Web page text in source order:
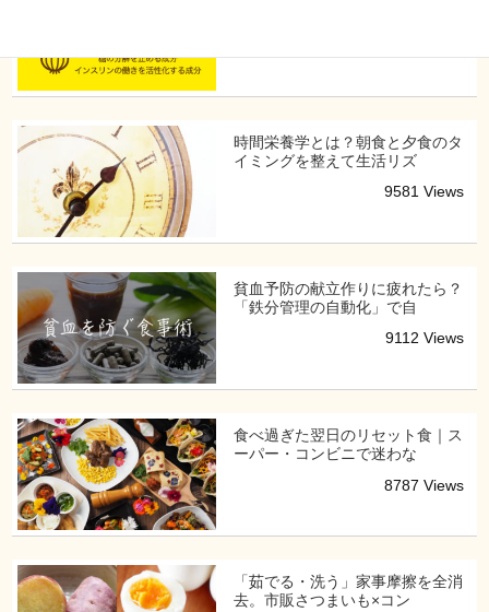
時間栄養学とは？朝食と夕食のタ
イミングを整えて生活リズ
9581 Views
貧血予防の献立作りに疲れたら？
「鉄分管理の自動化」で自
9112 Views
食べ過ぎた翌日のリセット食｜ス
ーパー・コンビニで迷わな
8787 Views
「茹でる・洗う」家事摩擦を全消
去。市販さつまいも×コン